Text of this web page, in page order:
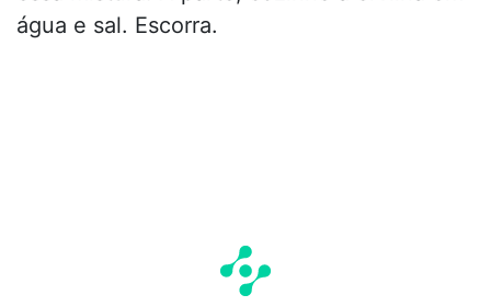
água e sal. Escorra.